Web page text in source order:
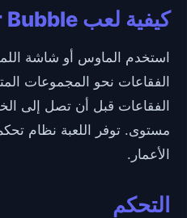
كيفية لعب Shooter Bubble
استخدم الماوس أو شاشة
الفقاعات نحو المجموعات
الفقاعات قبل أن تصل إلى
مستوى. توفر اللعبة نظام
الأعمار.
التحكم